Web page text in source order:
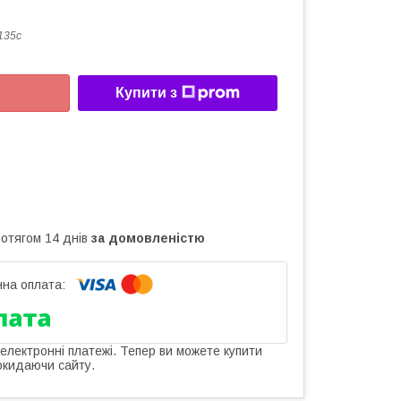
Купити з
14 днів за домовленістю
платежі. Тепер ви можете купити
сайту.